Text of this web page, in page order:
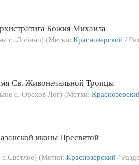
Божия Михаила
с. Лобино) (Метки: Краснозерский /
Св. Живоначальной Троицы
с. Орехов Лог) (Метки:
иконы Пресвятой
с.Светлое) (Метки: Краснозерский /